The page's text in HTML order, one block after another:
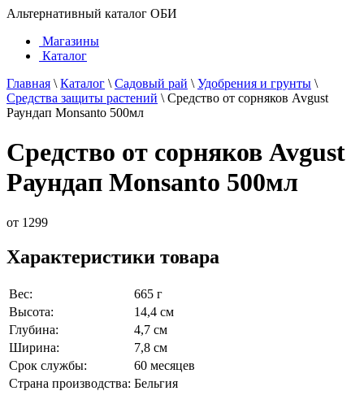
Альтернативный каталог ОБИ
Магазины
Каталог
Главная \ Каталог \ Садовый рай \ Удобрения и грунты \
Средства защиты растений \ Средство от сорняков Avgust
Раундап Monsanto 500мл
Средство от сорняков Avgust
Раундап Monsanto 500мл
от 1299
Характеристики товара
Вес:
665 г
Высота:
14,4 см
Глубина:
4,7 см
Ширина:
7,8 см
Срок службы:
60 месяцев
Страна производства: Бельгия